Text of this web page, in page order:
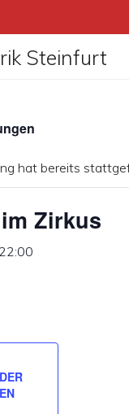
hat bereits
Zirkus
22:00